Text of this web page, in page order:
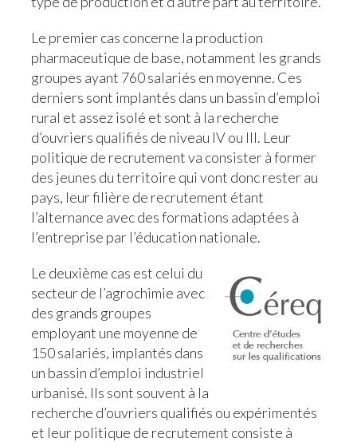
Le premier cas concerne la production
pharmaceutique de base, notamment les grands
groupes ayant 760 salariés en moyenne. Ces
derniers sont implantés dans un bassin d’emploi
rural et assez isolé et sont à la recherche
d’ouvriers qualifiés de niveau IV ou III. Leur
politique de recrutement va consister à former
des jeunes du territoire qui vont donc rester au
pays, leur filière de recrutement étant
l’alternance avec des formations adaptées à
l’entreprise par l’éducation nationale.
Le deuxième cas est celui du
secteur de l’agrochimie avec
des grands groupes
employant une moyenne de
150 salariés, implantés dans
un bassin d’emploi industriel
urbanisé. Ils sont souvent à la
recherche d’ouvriers qualifiés ou expérimentés
et leur politique de recrutement consiste à